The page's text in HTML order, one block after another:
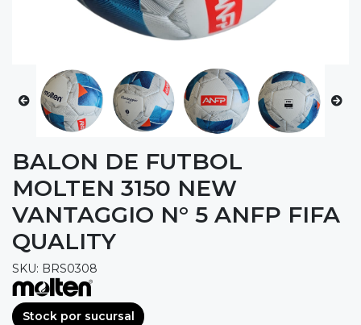
BALON DE FUTBOL
MOLTEN 3150 NEW
VANTAGGIO N° 5 ANFP FIFA
QUALITY
SKU: BRS0308
Stock por sucursal